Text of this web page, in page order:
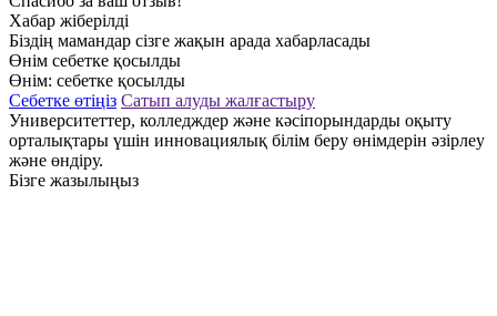
Хабар жіберілді
Біздің мамандар сізге жақын арада хабарласады
Өнім себетке қосылды
Өнім: себетке қосылды
Себетке өтіңіз Сатып алуды жалғастыру
Университеттер, колледждер және кәсіпорындарды оқыту
орталықтары үшін инновациялық білім беру өнімдерін әзірлеу
және өндіру.
Бізге жазылыңыз